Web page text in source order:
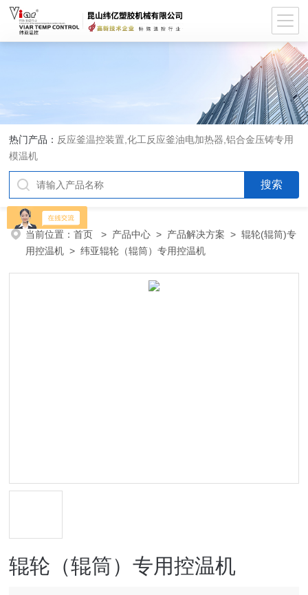
热门产品： 反应釜温控装置,化工反应釜油电加热器,铝合金压铸专用
模温机
当前位置：首页 > 产品中心 > 产品解决方案 >辊轮(辊筒)专
用控温机 > 纬亚辊轮（辊筒）专用控温机
辊轮（辊筒）专用控温机